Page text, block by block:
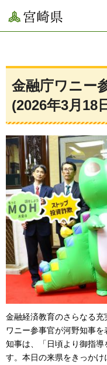
宮崎県
金融庁ワニー
(2026年3月18
金融経済教育のさらなる
ワニー参事官が河野知事を
知事は、「日頃より御指
す。本日の来県をきっか